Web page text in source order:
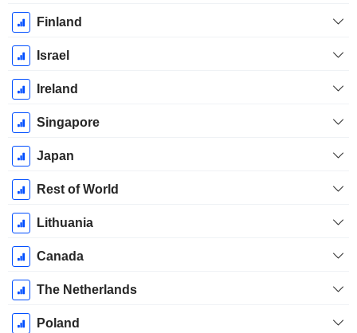
Finland
Israel
Ireland
Singapore
Japan
Rest of World
Lithuania
Canada
The Netherlands
Poland